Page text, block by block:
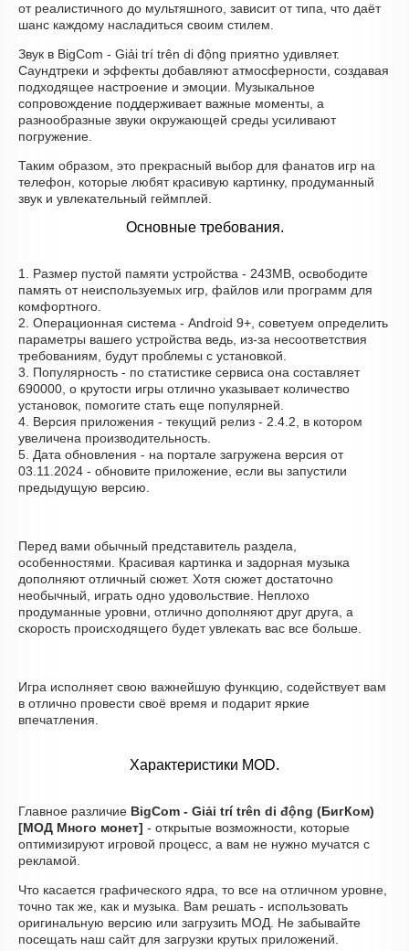
от реалистичного до мультяшного, зависит от типа, что даёт
шанс каждому насладиться своим стилем.
Звук в BigCom - Giải trí trên di động приятно удивляет.
Саундтреки и эффекты добавляют атмосферности, создавая
подходящее настроение и эмоции. Музыкальное
сопровождение поддерживает важные моменты, а
разнообразные звуки окружающей среды усиливают
погружение.
Таким образом, это прекрасный выбор для фанатов игр на
телефон, которые любят красивую картинку, продуманный
звук и увлекательный геймплей.
Основные требования.
1. Размер пустой памяти устройства - 243MB, освободите
память от неиспользуемых игр, файлов или программ для
комфортного.
2. Операционная система - Android 9+, советуем определить
параметры вашего устройства ведь, из-за несоответствия
требованиям, будут проблемы с установкой.
3. Популярность - по статистике сервиса она составляет
690000, о крутости игры отлично указывает количество
установок, помогите стать еще популярней.
4. Версия приложения - текущий релиз - 2.4.2, в котором
увеличена производительность.
5. Дата обновления - на портале загружена версия от
03.11.2024 - обновите приложение, если вы запустили
предыдущую версию.
Перед вами обычный представитель раздела,
особенностями. Красивая картинка и задорная музыка
дополняют отличный сюжет. Хотя сюжет достаточно
необычный, играть одно удовольствие. Неплохо
продуманные уровни, отлично дополняют друг друга, а
скорость происходящего будет увлекать вас все больше.
Игра исполняет свою важнейшую функцию, содействует вам
в отлично провести своё время и подарит яркие
впечатления.
Характеристики MOD.
Главное различие BigCom - Giải trí trên di động (БигКом)
[МОД Много монет] - открытые возможности, которые
оптимизируют игровой процесс, а вам не нужно мучатся с
рекламой.
Что касается графического ядра, то все на отличном уровне,
точно так же, как и музыка. Вам решать - использовать
оригинальную версию или загрузить МОД. Не забывайте
посещать наш сайт для загрузки крутых приложений.